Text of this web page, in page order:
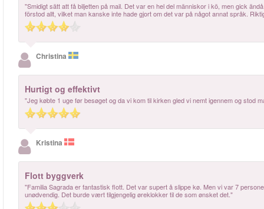
"Smidigt sätt att få biljetten på mail. Det var en hel del människor i kö, men gick
förstod allt, vilket man kanske inte hade gjort om det var på något annat språk.
Christina
Hurtigt og effektivt
"Jeg købte 1 uge før besøget og da vi kom til kirken gled vi nemt igennem og
Kristina
Flott byggverk
"Familia Sagrada er fantastisk flott. Det var supert å slippe kø. Men vi var 7
unødvendig. Det burde vært tilgjengelig øreklokker til de som ønsket det."